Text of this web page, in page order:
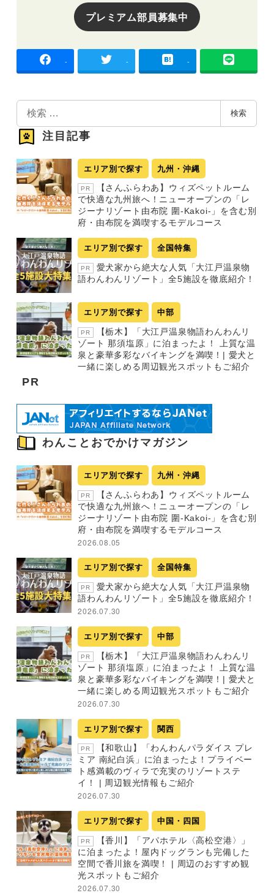
プレミアム部員募集中
- - -
検
索
検索
注目記事
エリア別で探す 九州・沖縄
PR
【さんふらわあ】ウィズペットルーム
で快適な九州旅へ！ニューオープンの「レ
ジーナリゾート由布院 圍-Kakoi-」を含む別
府・由布院を満喫するモデルコース
エリア別で探す 全国特集
PR
愛犬家から絶大な人気「大江戸温泉物
語わんわんリゾート」全5施設を徹底紹介！
エリア別で探す 中部
PR
【栃木】「大江戸温泉物語わんわんリ
ゾート 那須塩原」に泊まったよ！ 上質な温
泉と豪華多彩なバイキングを満喫！| 愛犬と
一緒に楽しめる周辺観光スポットもご紹介
PR
わんことおでかけマガジン
エリア別で探す 九州・沖縄
PR
【さんふらわあ】ウィズペットルーム
で快適な九州旅へ！ニューオープンの「レ
ジーナリゾート由布院 圍-Kakoi-」を含む別
府・由布院を満喫するモデルコース
2026.08.05
エリア別で探す 全国特集
PR
愛犬家から絶大な人気「大江戸温泉物
語わんわんリゾート」全5施設を徹底紹介！
2026.07.30
エリア別で探す 中部
PR
【栃木】「大江戸温泉物語わんわんリ
ゾート 那須塩原」に泊まったよ！ 上質な温
泉と豪華多彩なバイキングを満喫！| 愛犬と
一緒に楽しめる周辺観光スポットもご紹介
2026.07.30
エリア別で探す 関西
PR
【和歌山】「わんわんパラダイス プレ
ミア 南紀白浜」に泊まったよ！プライベー
ト感満載のヴィラで充実のリゾートステ
イ！ | 周辺観光情報もご紹介
2026.07.30
エリア別で探す 中国・四国
PR
【香川】「アパホテル〈高松空港〉」
に泊まったよ！屋内ドッグランも完備した
空間で香川旅を満喫！ | 周辺のおすすめ観
光スポットもご紹介
2026.07.30